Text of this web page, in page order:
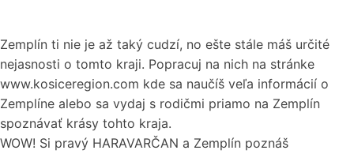
Zemplín ti nie je až taký cudzí, no ešte stále máš určité
nejasnosti o tomto kraji. Popracuj na nich na stránke
www.kosiceregion.com kde sa naučíš veľa informácií o
Zemplíne alebo sa vydaj s rodičmi priamo na Zemplín
spoznávať krásy tohto kraja.
WOW! Si pravý HARAVARČAN a Zemplín poznáš